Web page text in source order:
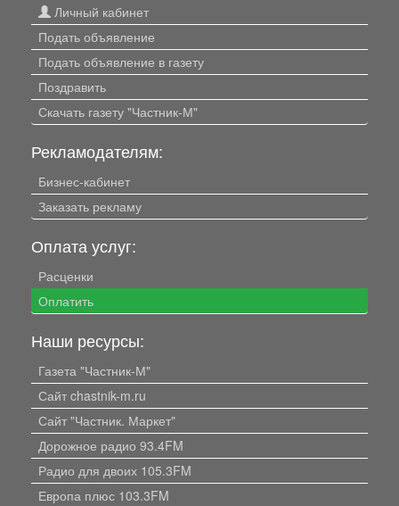
Личный кабинет
Подать объявление
Подать объявление в газету
Поздравить
Скачать газету "Частник-М"
Рекламодателям:
Бизнес-кабинет
Заказать рекламу
Оплата услуг:
Расценки
Оплатить
Наши ресурсы:
Газета "Частник-М"
Сайт chastnik-m.ru
Сайт "Частник. Маркет"
Дорожное радио 93.4FM
Радио для двоих 105.3FM
Европа плюс 103.3FM